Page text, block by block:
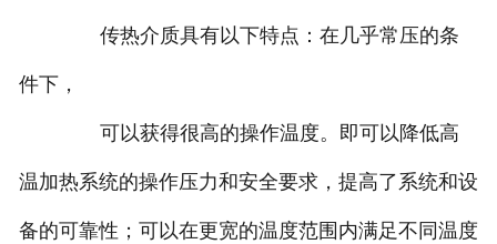
传热介质具有以下特点：在几乎常压的条
件下，
可以获得很高的操作温度。即可以降低高
温加热系统的操作压力和安全要求，提高了系统和设
备的可靠性；可以在更宽的温度范围内满足不同温度